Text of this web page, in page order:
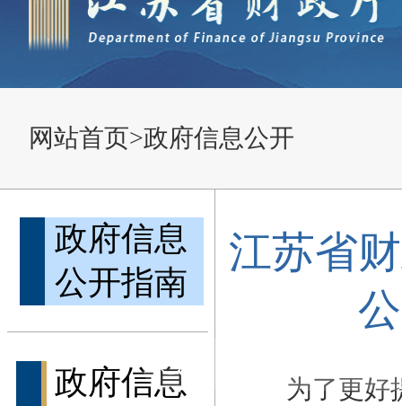
网站首页>政府信息公开
政府信息
公开指南
政府信息
江苏省
为了更好